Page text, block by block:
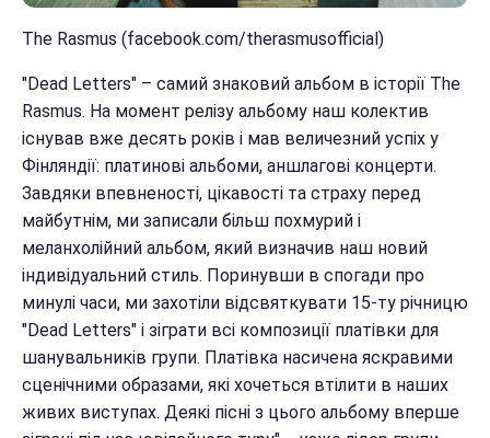
The Rasmus (facebook.com/therasmusofficial)
"Dead Letters" – самий знаковий альбом в історії The
Rasmus. На момент релізу альбому наш колектив
існував вже десять років і мав величезний успіх у
Фінляндії: платинові альбоми, аншлагові концерти.
Завдяки впевненості, цікавості та страху перед
майбутнім, ми записали більш похмурий і
меланхолійний альбом, який визначив наш новий
індивідуальний стиль. Поринувши в спогади про
минулі часи, ми захотіли відсвяткувати 15-ту річницю
"Dead Letters" і зіграти всі композиції платівки для
шанувальників групи. Платівка насичена яскравими
сценічними образами, які хочеться втілити в наших
живих виступах. Деякі пісні з цього альбому вперше